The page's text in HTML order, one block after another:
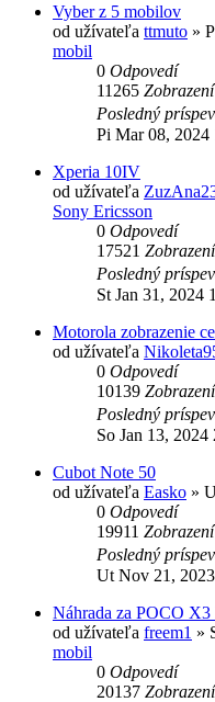
Vyber z 5 mobilov
od užívateľa ttmuto »
mobil
0 Odpovedí
11265 Zobrazení
Posledný
Pi Mar 08, 2024
Xperia 10IV
od užívateľa
Sony Ericsson
0 Odpovedí
17521 Zobrazení
Posledný
St Jan 31, 2024
Motorola zobrazenie
od užívateľa
0 Odpovedí
10139 Zobrazení
Posledný
So Jan 13, 2024
Cubot Note 50
od užívateľa Easko »
0 Odpovedí
19911 Zobrazení
Posledný
Ut Nov 21,
Náhrada za POCO
od užívateľa freem1 »
mobil
0 Odpovedí
20137 Zobrazení